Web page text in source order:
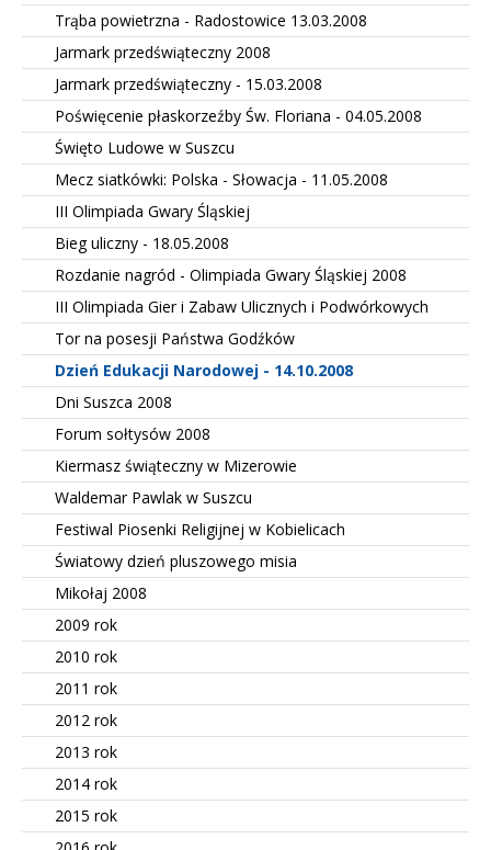
Trąba powietrzna - Radostowice 13.03.2008
Jarmark przedświąteczny 2008
Jarmark przedświąteczny - 15.03.2008
Poświęcenie płaskorzeźby Św. Floriana - 04.05.2008
Święto Ludowe w Suszcu
Mecz siatkówki: Polska - Słowacja - 11.05.2008
III Olimpiada Gwary Śląskiej
Bieg uliczny - 18.05.2008
Rozdanie nagród - Olimpiada Gwary Śląskiej 2008
III Olimpiada Gier i Zabaw Ulicznych i Podwórkowych
Tor na posesji Państwa Godźków
Dzień Edukacji Narodowej - 14.10.2008
Dni Suszca 2008
Forum sołtysów 2008
Kiermasz świąteczny w Mizerowie
Waldemar Pawlak w Suszcu
Festiwal Piosenki Religijnej w Kobielicach
Światowy dzień pluszowego misia
Mikołaj 2008
2009 rok
2010 rok
2011 rok
2012 rok
2013 rok
2014 rok
2015 rok